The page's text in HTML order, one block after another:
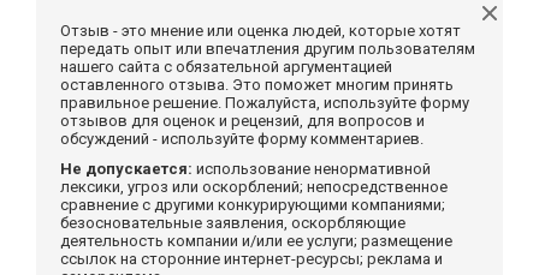
Отзыв - это мнение или оценка людей, которые хотят
передать опыт или впечатления другим пользователям
нашего сайта с обязательной аргументацией
оставленного отзыва. Это поможет многим принять
правильное решение. Пожалуйста, используйте форму
отзывов для оценок и рецензий, для вопросов и
обсуждений - используйте форму комментариев.
Не допускается: использование ненормативной
лексики, угроз или оскорблений; непосредственное
сравнение с другими конкурирующими компаниями;
безосновательные заявления, оскорбляющие
деятельность компании и/или ее услуги; размещение
ссылок на сторонние интернет-ресурсы; реклама и